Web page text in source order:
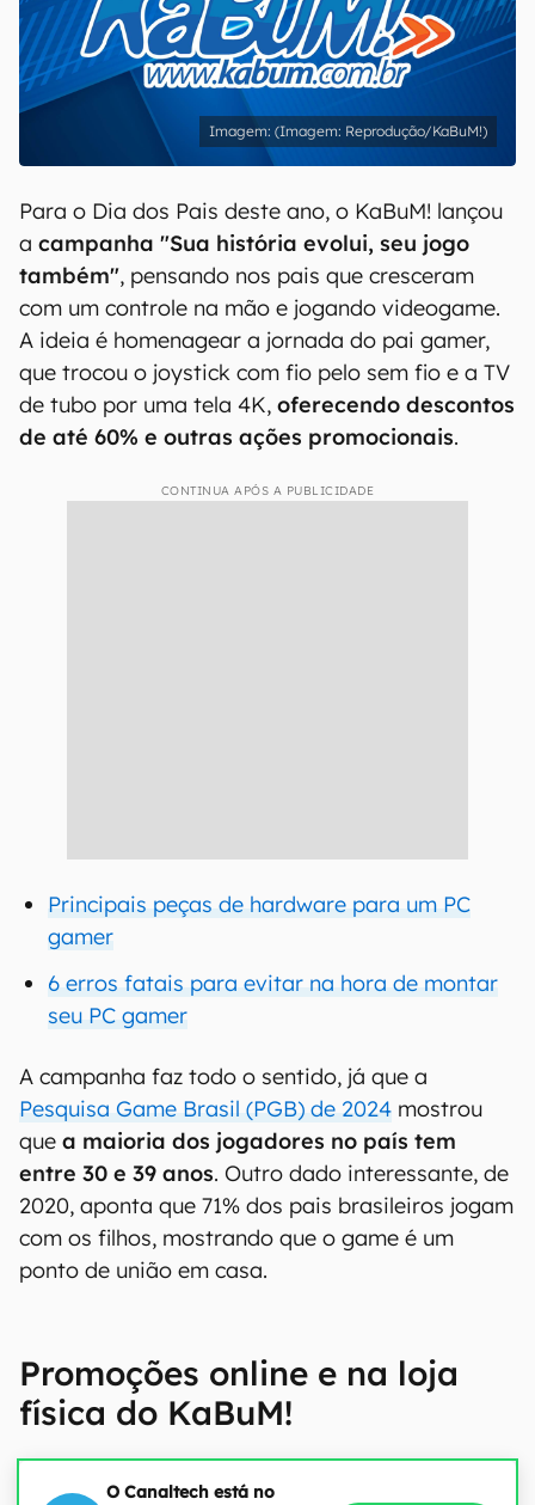
(Imagem: Reprodução/KaBuM!)
Para o Dia dos Pais deste ano, o KaBuM! lançou
a campanha "Sua história evolui, seu jogo
também", pensando nos pais que cresceram
com um controle na mão e jogando videogame.
A ideia é homenagear a jornada do pai gamer,
que trocou o joystick com fio pelo sem fio e a TV
de tubo por uma tela 4K, oferecendo descontos
de até 60% e outras ações promocionais.
CONTINUA APÓS A PUBLICIDADE
Principais peças de hardware para um PC
gamer
6 erros fatais para evitar na hora de montar
seu PC gamer
A campanha faz todo o sentido, já que a
Pesquisa Game Brasil (PGB) de 2024 mostrou
que a maioria dos jogadores no país tem
entre 30 e 39 anos. Outro dado interessante, de
2020, aponta que 71% dos pais brasileiros jogam
com os filhos, mostrando que o game é um
ponto de união em casa.
Promoções online e na loja
física do KaBuM!
O Canaltech está no